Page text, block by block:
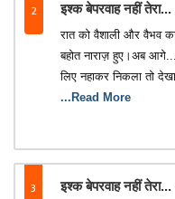
2 इश्क बेपरवाह नहीं
रात को वैशाली और वैभव
बहोत नाराज़ हुए।अब
लिए नहाकर निकला तो
...Read More
3 इश्क बेपरवाह नहीं